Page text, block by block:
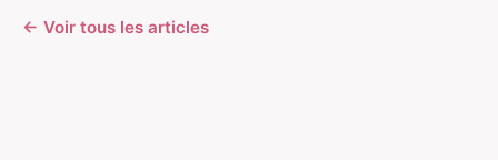
← Voir tous les articles